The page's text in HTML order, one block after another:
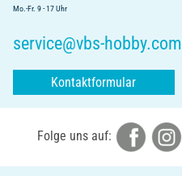
Mo.-Fr. 9 - 17 Uhr
service@vbs-hobby.com
Kontaktformular
Folge uns auf: